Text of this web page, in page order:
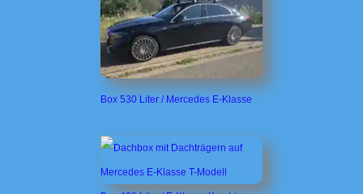
Box 530 Liter / Mercedes E-Klasse